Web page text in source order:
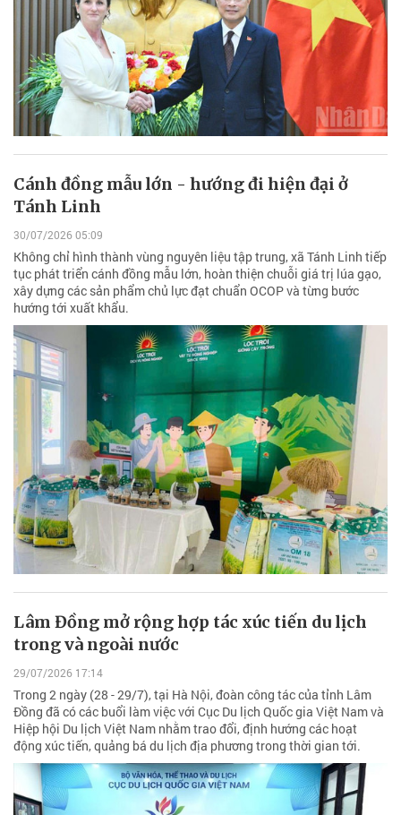
Cánh đồng mẫu lớn - hướng đi hiện đại ở
Tánh Linh
30/07/2026 05:09
Không chỉ hình thành vùng nguyên liệu tập trung, xã Tánh Linh tiếp
tục phát triển cánh đồng mẫu lớn, hoàn thiện chuỗi giá trị lúa gạo,
xây dựng các sản phẩm chủ lực đạt chuẩn OCOP và từng bước
hướng tới xuất khẩu.
Lâm Đồng mở rộng hợp tác xúc tiến du lịch
trong và ngoài nước
29/07/2026 17:14
Trong 2 ngày (28 - 29/7), tại Hà Nội, đoàn công tác của tỉnh Lâm
Đồng đã có các buổi làm việc với Cục Du lịch Quốc gia Việt Nam và
Hiệp hội Du lịch Việt Nam nhằm trao đổi, định hướng các hoạt
động xúc tiến, quảng bá du lịch địa phương trong thời gian tới.